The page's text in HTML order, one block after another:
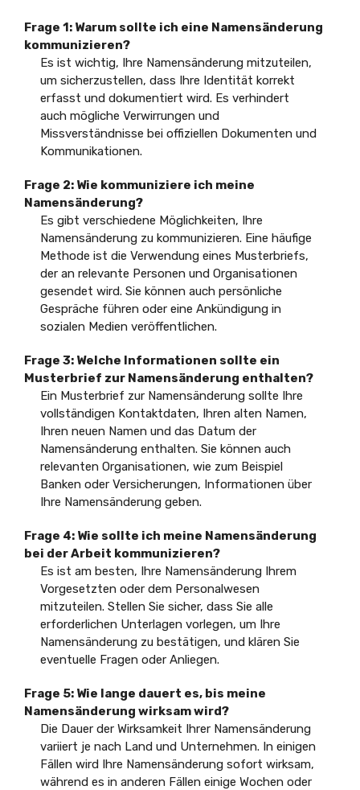
Frage 1: Warum sollte ich eine Namensänderung
kommunizieren?
Es ist wichtig, Ihre Namensänderung mitzuteilen,
um sicherzustellen, dass Ihre Identität korrekt
erfasst und dokumentiert wird. Es verhindert
auch mögliche Verwirrungen und
Missverständnisse bei offiziellen Dokumenten und
Kommunikationen.
Frage 2: Wie kommuniziere ich meine
Namensänderung?
Es gibt verschiedene Möglichkeiten, Ihre
Namensänderung zu kommunizieren. Eine häufige
Methode ist die Verwendung eines Musterbriefs,
der an relevante Personen und Organisationen
gesendet wird. Sie können auch persönliche
Gespräche führen oder eine Ankündigung in
sozialen Medien veröffentlichen.
Frage 3: Welche Informationen sollte ein
Musterbrief zur Namensänderung enthalten?
Ein Musterbrief zur Namensänderung sollte Ihre
vollständigen Kontaktdaten, Ihren alten Namen,
Ihren neuen Namen und das Datum der
Namensänderung enthalten. Sie können auch
relevanten Organisationen, wie zum Beispiel
Banken oder Versicherungen, Informationen über
Ihre Namensänderung geben.
Frage 4: Wie sollte ich meine Namensänderung
bei der Arbeit kommunizieren?
Es ist am besten, Ihre Namensänderung Ihrem
Vorgesetzten oder dem Personalwesen
mitzuteilen. Stellen Sie sicher, dass Sie alle
erforderlichen Unterlagen vorlegen, um Ihre
Namensänderung zu bestätigen, und klären Sie
eventuelle Fragen oder Anliegen.
Frage 5: Wie lange dauert es, bis meine
Namensänderung wirksam wird?
Die Dauer der Wirksamkeit Ihrer Namensänderung
variiert je nach Land und Unternehmen. In einigen
Fällen wird Ihre Namensänderung sofort wirksam,
während es in anderen Fällen einige Wochen oder